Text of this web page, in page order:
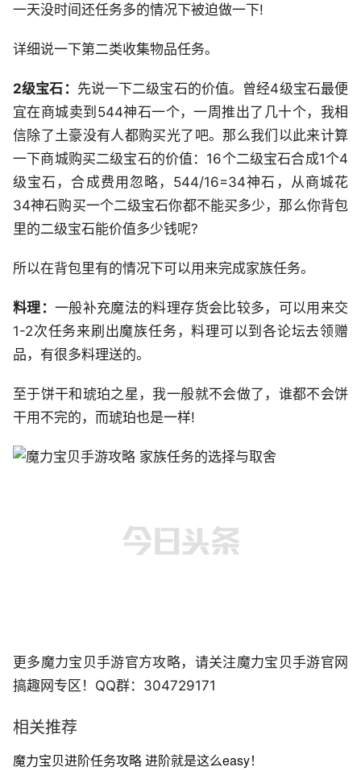
一天没时间还任务多的情况下被迫做一下!
详细说一下第二类收集物品任务。
2级宝石： 先说一下二级宝石的价值。曾经4级宝石最便
宜在商城卖到544神石一个，一周推出了几十个，我相
信除了土豪没有人都购买光了吧。那么我们以此来计算
一下商城购买二级宝石的价值：16个二级宝石合成1个4
级宝石，合成费用忽略，544/16=34神石，从商城花
34神石购买一个二级宝石你都不能买多少，那么你背包
里的二级宝石能价值多少钱呢?
所以在背包里有的情况下可以用来完成家族任务。
料理：一般补充魔法的料理存货会比较多，可以用来交
1-2次任务来刷出魔族任务，料理可以到各论坛去领赠
品，有很多料理送的。
至于饼干和琥珀之星，我一般就不会做了，谁都不会饼
干用不完的，而琥珀也是一样!
更多魔力宝贝手游官方攻略，请关注魔力宝贝手游官网
搞趣网专区！QQ群：304729171
相关推荐
魔力宝贝进阶任务攻略 进阶就是这么easy！